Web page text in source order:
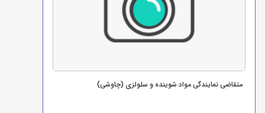
متقاضی نمایندگی مواد شوینده و سلولزی (چاوشی)